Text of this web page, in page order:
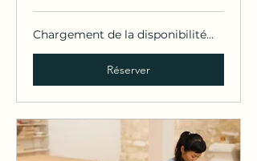
Chargement de la disponibilité...
Réserver